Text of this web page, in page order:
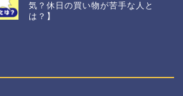
気？休日の買い物が苦手な人と
は？】